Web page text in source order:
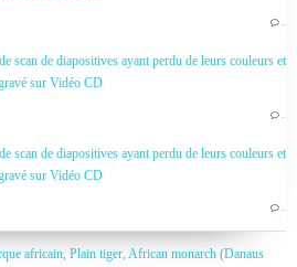
…
scan de diapositives ayant perdu de leurs couleurs et
sur Vidéo CD
…
scan de diapositives ayant perdu de leurs couleurs et
sur Vidéo CD
…
africain, Plain tiger, African monarch (Danaus